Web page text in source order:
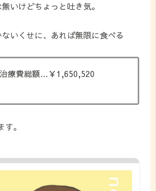
いけどちょっと吐き気。
いくせに、あれば無限に食べる
療費総額…￥1,650,520
。